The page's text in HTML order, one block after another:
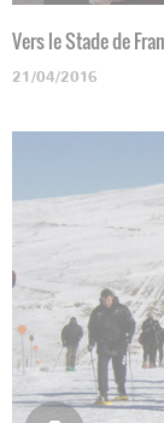
Vers le Stade de
21/04/2016